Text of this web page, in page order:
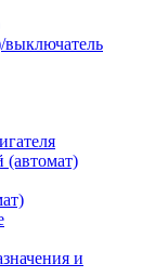
(автомат)
и